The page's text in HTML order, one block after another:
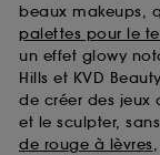
beaux makeups,
palettes pour le
un effet glowy
Hills et KVD
de créer des jeux
et le sculpter,
de rouge à lèvres